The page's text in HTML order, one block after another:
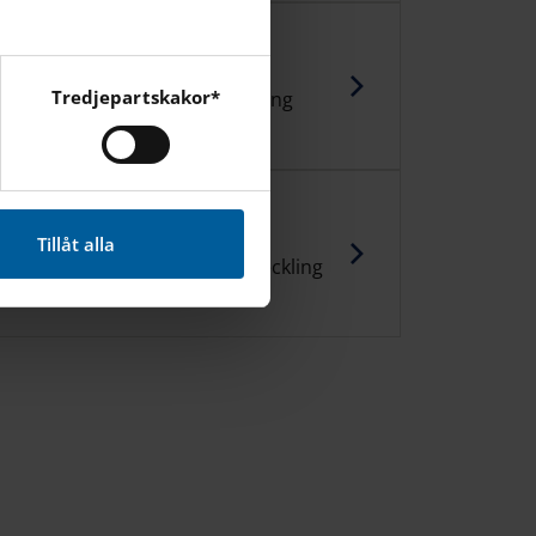
Instagram och
Tredjepartskakor*
Tillåt alla
lunch är en viktig förutsättning
och produktiv skoldag.
främja elevers lärande, utveckling